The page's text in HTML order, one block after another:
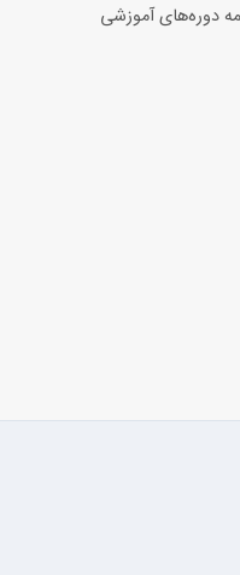
دوره‌های آموزشی